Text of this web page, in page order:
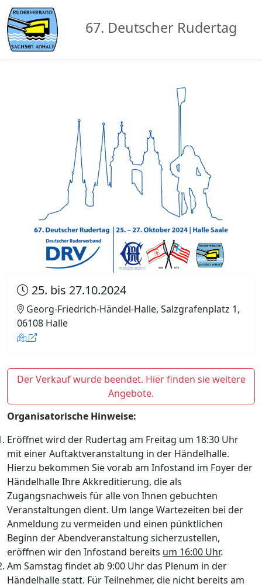
67. Deutscher Rudertag
25. bis 27.10.2024
Georg-Friedrich-Händel-Halle, Salzgrafenplatz 1,
06108 Halle
Der Verkauf wurde beendet. Hier finden sie weitere
Angebote.
Organisatorische Hinweise:
Eröffnet wird der Rudertag am Freitag um 18:30 Uhr
mit einer Auftaktveranstaltung in der Händelhalle.
Hierzu bekommen Sie vorab am Infostand im Foyer der
Händelhalle Ihre Akkreditierung, die als
Zugangsnachweis für alle von Ihnen gebuchten
Veranstaltungen dient. Um lange Wartezeiten bei der
Anmeldung zu vermeiden und einen pünktlichen
Beginn der Abendveranstaltung sicherzustellen,
eröffnen wir den Infostand bereits um 16:00 Uhr.
Am Samstag findet ab 9:00 Uhr das Plenum in der
Händelhalle statt. Für Teilnehmer, die nicht bereits am